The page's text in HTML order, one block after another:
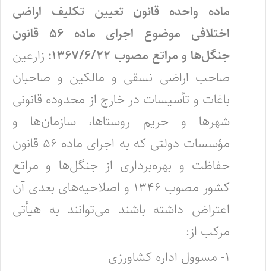
ماده واحده قانون تعیین تکلیف اراضی
اختلافی موضوع اجرای ماده ۵۶ قانون
جنگل‌ها و مراتع مصوب ۱۳۶۷/۶/۲۲:
زارعین
صاحب اراضی نسقی و مالکین و صاحبان
باغات و تأسیسات در خارج از محدوده قانونی
شهرها و حریم روستاها، سازمان‌ها و
‌مؤسسات دولتی که به اجرای ماده ۵۶
قانون
حفاظت و بهره‌برداری از جنگل‌ها و مراتع
کشور مصوب ۱۳۴۶
و اصلاحیه‌های بعدی آن
اعتراض داشته‌ باشند می‌توانند به هیأتی
مرکب از:
۱- مسوول اداره کشاورزی